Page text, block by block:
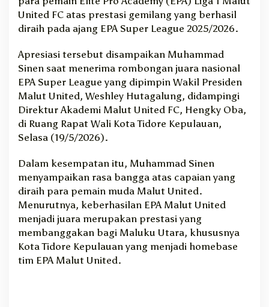
e
s
t
s
i
G
e
i
l
a
g
E
P
A
a
l
u
t
United FC atas prestasi gemilang yang berhasil
diraih pada ajang EPA Super League 2025/2026.
Apresiasi tersebut disampaikan Muhammad
Sinen saat menerima rombongan juara nasional
EPA Super League yang dipimpin Wakil Presiden
Malut United, Weshley Hutagalung, didampingi
Direktur Akademi Malut United FC, Hengky Oba,
di Ruang Rapat Wali Kota Tidore Kepulauan,
Selasa (19/5/2026).
Dalam kesempatan itu, Muhammad Sinen
menyampaikan rasa bangga atas capaian yang
diraih para pemain muda Malut United.
Menurutnya, keberhasilan EPA Malut United
menjadi juara merupakan prestasi yang
membanggakan bagi Maluku Utara, khususnya
Kota Tidore Kepulauan yang menjadi homebase
tim EPA Malut United.